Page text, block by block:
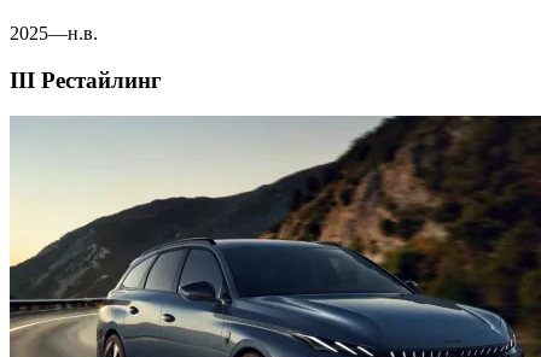
2025—н.в.
III Рестайлинг